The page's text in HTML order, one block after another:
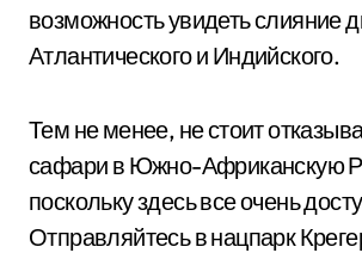
возможность увидеть слияние
Атлантического и Индийского.
Тем не менее, не стоит
сафари в Южно-Африканскую
поскольку здесь все очень
Отправляйтесь в нацпарк